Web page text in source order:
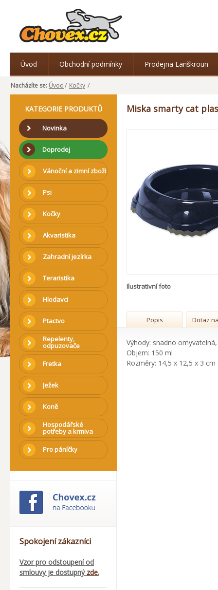
Úvod Obchodní podmínky Prodejna Lanškroun
Nacházíte se: Úvod/ Kočky /
KATEGORIE PRODUKTŮ
Novinka
Doprodej
Vánoční a zimní zboží
Psi
Kočky
Akvaristika
Zahradní jezírka
Teraristika
Hlodavci
Ptactvo
Repelenty,
odpuzovače
Fretka
Ježek
Koně
Hospodářské
potřeby a krmiva
Pro páníčky
Spokojení zákazníci
Vzor pro odstoupení od
smlouvy je dostupný zde.
Miska smarty cat
Ilustrativní foto
Popis Dotaz
Výhody: snadno
Objem: 150 ml
Rozměry: 14,5 x 12,5 x 3 cm